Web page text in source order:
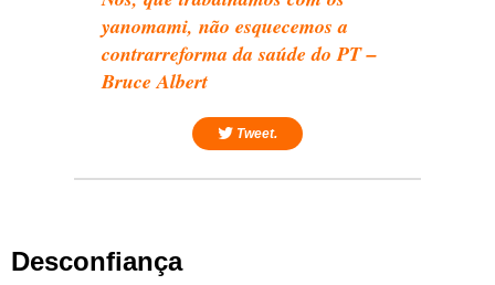
yanomami, não esquecemos a
contrarreforma da saúde do PT –
Bruce Albert
Tweet.
Desconfiança